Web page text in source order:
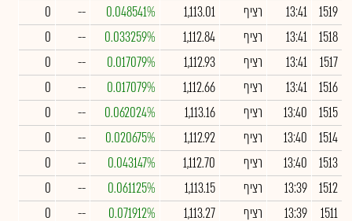
1519
13:41 רציף 1,113.01
0.048541%
--
0
1518
13:41 רציף 1,112.84
0.033259%
--
0
1517
13:41 רציף 1,112.93
0.017079%
--
0
1516
13:41 רציף 1,112.66
0.017079%
--
0
1515
13:40 רציף 1,113.16
0.062024%
--
0
1514
13:40 רציף 1,112.92
0.020675%
--
0
1513
13:40 רציף 1,112.70
0.043147%
--
0
1512
13:39 רציף 1,113.15
0.061125%
--
0
1511
13:39 רציף 1,113.27
0.071912%
--
0